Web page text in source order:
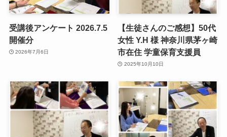
受講後アンケート 2026.7.5
開催分
2026年7月6日
【生徒さんのご感想】50代
女性 Y.H 様 神奈川県茅ヶ崎
市在住 学童保育支援員
2025年10月10日